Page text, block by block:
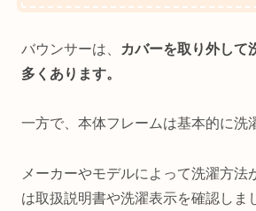
バウンサーは、
カバーを取り外して
多くあります。
一方で、本体フレームは基本的に洗
メーカーやモデルによって洗濯方法
は取扱説明書や洗濯表示を確認しま